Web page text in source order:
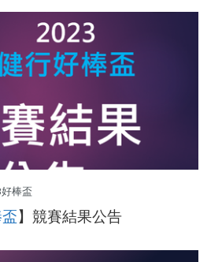
棒盃
】 競賽結果公告